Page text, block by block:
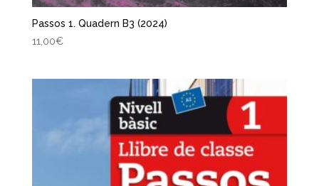
Passos 1. Quadern B3 (2024)
11,00€